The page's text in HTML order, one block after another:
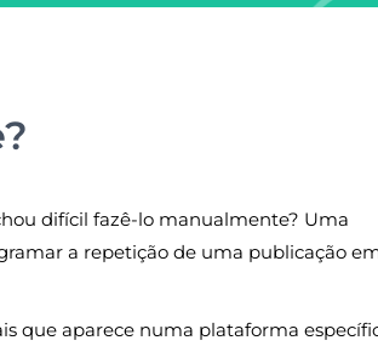
difícil fazê-lo manualmente? Uma
a repetição de uma publicação
que aparece numa plataforma